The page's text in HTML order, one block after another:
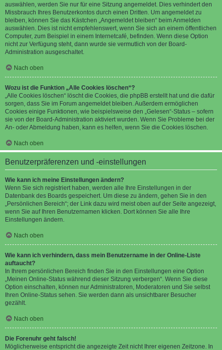
auswählen, werden Sie nur für eine Sitzung angemeldet. Dies verhindert den
Missbrauch Ihres Benutzerkontos durch einen Dritten. Um angemeldet zu
bleiben, können Sie das Kästchen „Angemeldet bleiben“ beim Anmelden
auswählen. Dies ist nicht empfehlenswert, wenn Sie sich an einem öffentlichen
Computer, zum Beispiel in einem Internetcafé, befinden. Wenn diese Option
nicht zur Verfügung steht, dann wurde sie vermutlich von der Board-
Administration ausgeschaltet.
Nach oben
Wozu ist die Funktion „Alle Cookies löschen“?
„Alle Cookies löschen“ löscht die Cookies, die phpBB erstellt hat und die dafür
sorgen, dass Sie im Forum angemeldet bleiben. Außerdem ermöglichen
Cookies einige Funktionen, wie beispielsweise den „Gelesen“-Status – sofern
sie von der Board-Administration aktiviert wurden. Wenn Sie Probleme bei der
An- oder Abmeldung haben, kann es helfen, wenn Sie die Cookies löschen.
Nach oben
Benutzerpräferenzen und -einstellungen
Wie kann ich meine Einstellungen ändern?
Wenn Sie sich registriert haben, werden alle Ihre Einstellungen in der
Datenbank des Boards gespeichert. Um diese zu ändern, gehen Sie in den
„Persönlichen Bereich“; der Link dazu wird meist oben auf der Seite angezeigt,
wenn Sie auf Ihren Benutzernamen klicken. Dort können Sie alle Ihre
Einstellungen ändern.
Nach oben
Wie kann ich verhindern, dass mein Benutzername in der Online-Liste
auftaucht?
In Ihrem persönlichen Bereich finden Sie in den Einstellungen eine Option
„Meinen Online-Status während dieser Sitzung verbergen“. Wenn Sie diese
Option einschalten, können nur Administratoren, Moderatoren und Sie selbst
Ihren Online-Status sehen. Sie werden dann als unsichtbarer Besucher
gezählt.
Nach oben
Die Forenuhr geht falsch!
Möglicherweise entspricht die angezeigte Zeit nicht Ihrer eigenen Zeitzone. In